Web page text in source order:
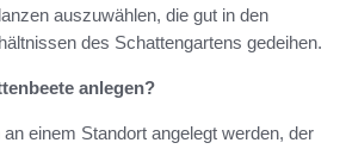
auszuwählen, die gut in den
des Schattengartens gedeihen.
anlegen?
einem Standort angelegt werden, der